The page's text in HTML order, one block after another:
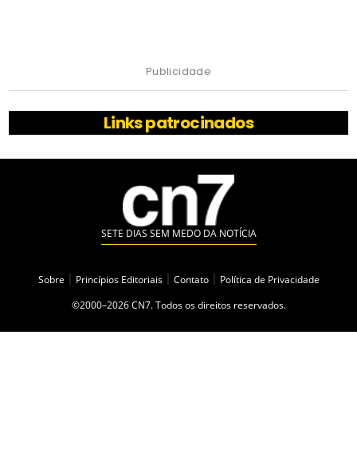
Publicidade
Links patrocinados
SETE DIAS SEM MEDO DA NOTÍCIA
Sobre Princípios Editoriais Contato
Política de Privacidade
©2000–2026 CN7. Todos os direitos reservados.